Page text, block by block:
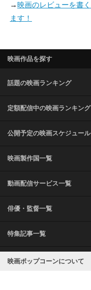
→映画のレビューを書
ます！
映画作品を探す
話題の映画ランキング
定額配信中の映画ランキング
公開予定の映画スケジュール
映画製作国一覧
動画配信サービス一覧
俳優・監督一覧
特集記事一覧
映画ポップコーンについて